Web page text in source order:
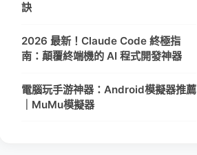
訣
2026 最新！Claude Code 終極指
南：顛覆終端機的 AI 程式開發神器
電腦玩手游神器：Android模擬器推薦
｜MuMu模擬器